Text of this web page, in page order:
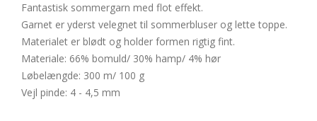
Fantastisk sommergarn med flot effekt.
Garnet er yderst velegnet til sommerbluser og lette toppe.
Materialet er blødt og holder formen rigtig fint.
Materiale: 66% bomuld/ 30% hamp/ 4% hør
Løbelængde: 300 m/ 100 g
Vejl pinde: 4 - 4,5 mm